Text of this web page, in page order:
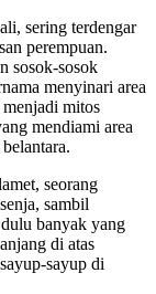
sering terdengar
perempuan.
sosok-sosok
menyinari area
mitos
mendiami area
seorang
sambil
banyak yang
di atas
sayup di